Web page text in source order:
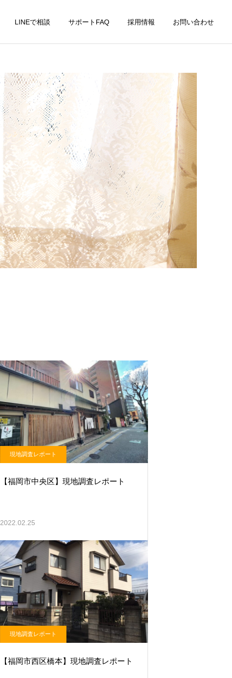
LINEで相談 サポートFAQ 採用情報 お問い合わせ
現地調査レポート
【福岡市中央区】現地調査レポート
2022.02.25
現地調査レポート
【福岡市西区橋本】現地調査レポート